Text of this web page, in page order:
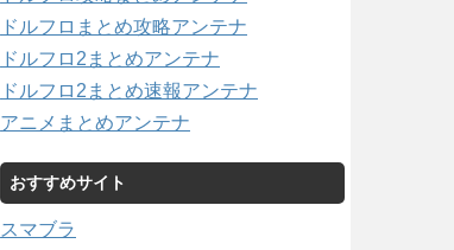
ドルフロまとめ攻略アンテナ
ドルフロ2まとめアンテナ
ドルフロ2まとめ速報アンテナ
アニメまとめアンテナ
おすすめサイト
スマブラ